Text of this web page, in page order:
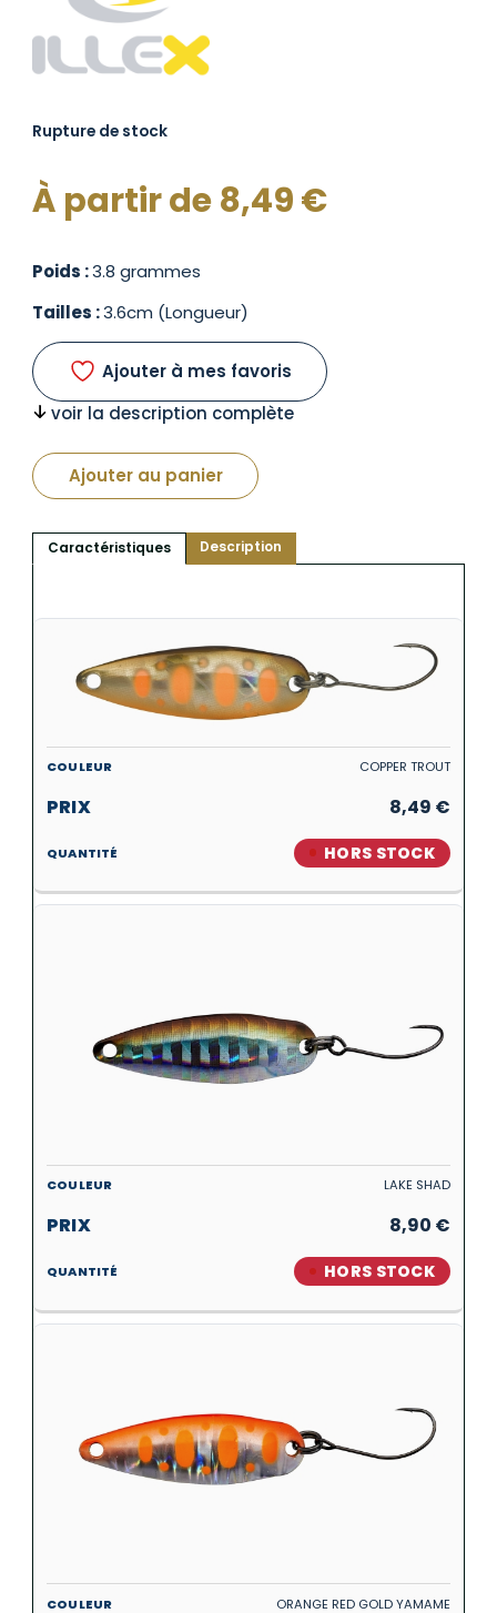
Rupture de stock
À partir de8,49€
Poids :3.8 grammes
Tailles :3.6cm (Longueur)
Ajouter à mes favoris
voir la description complète
Ajouter au panier
Caractéristiques Description
COPPER TROUT
8,49 €
HORS STOCK
LAKE SHAD
8,90 €
HORS STOCK
ORANGE RED GOLD YAMAME